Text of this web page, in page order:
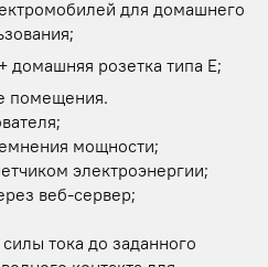
для домашнего
домашняя розетка типа Е;
помещения.
мощности;
электроэнергии;
веб-сервер;
тока до заданного